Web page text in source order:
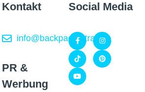
Kontakt
info@backpackertrail.de
PR &
Werbung
Social Media